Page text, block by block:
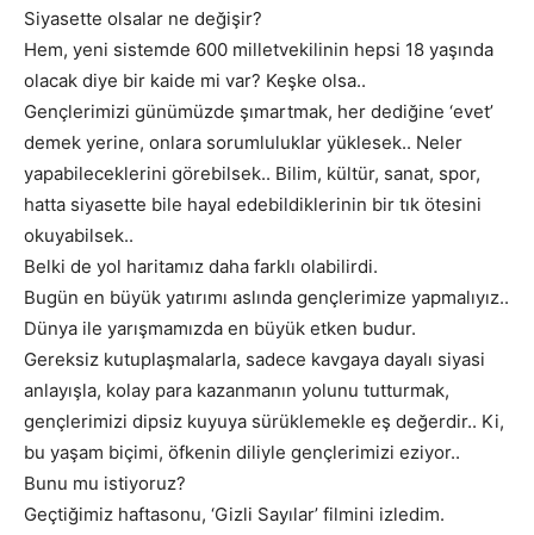
Siyasette olsalar ne değişir?
Hem, yeni sistemde 600 milletvekilinin hepsi 18 yaşında
olacak diye bir kaide mi var? Keşke olsa..
Gençlerimizi günümüzde şımartmak, her dediğine ‘evet’
demek yerine, onlara sorumluluklar yüklesek.. Neler
yapabileceklerini görebilsek.. Bilim, kültür, sanat, spor,
hatta siyasette bile hayal edebildiklerinin bir tık ötesini
okuyabilsek..
Belki de yol haritamız daha farklı olabilirdi.
Bugün en büyük yatırımı aslında gençlerimize yapmalıyız..
Dünya ile yarışmamızda en büyük etken budur.
Gereksiz kutuplaşmalarla, sadece kavgaya dayalı siyasi
anlayışla, kolay para kazanmanın yolunu tutturmak,
gençlerimizi dipsiz kuyuya sürüklemekle eş değerdir.. Ki,
bu yaşam biçimi, öfkenin diliyle gençlerimizi eziyor..
Bunu mu istiyoruz?
Geçtiğimiz haftasonu, ‘Gizli Sayılar’ filmini izledim.